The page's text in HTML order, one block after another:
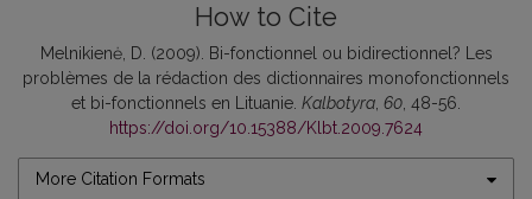
How to Cite
Melnikienė, D. (2009). Bi-fonctionnel ou bidirectionnel? Les
problèmes de la rédaction des dictionnaires monofonctionnels
et bi-fonctionnels en Lituanie. Kalbotyra 60 , 48-56.
https://doi.org/10.15388/Klbt.2009.7624
More Citation Formats